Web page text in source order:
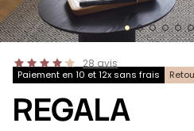
28 avis
Paiement en 10 et 12x sans frais
REGALA